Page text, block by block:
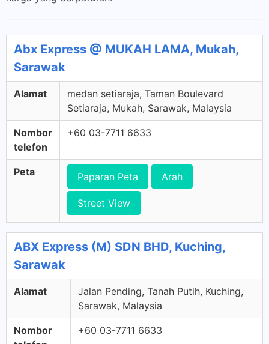
Abx Express @ MUKAH LAMA, Mukah,
Sarawak
Alamat
medan setiaraja, Taman Boulevard
Setiaraja, Mukah, Sarawak, Malaysia
Nombor
telefon
+60 03-7711 6633
Peta Paparan Peta Arah
Street View
ABX Express (M) SDN BHD, Kuching,
Sarawak
Alamat
Jalan Pending, Tanah Putih, Kuching,
Sarawak, Malaysia
Nombor
+60 03-7711 6633